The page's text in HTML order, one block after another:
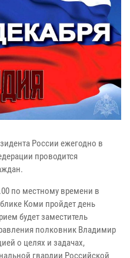
России ежегодно в
проводится
по местному времени в
Коми пройдет день
будет заместитель
полковник Владимир
о целях и задачах,
гвардии Российской